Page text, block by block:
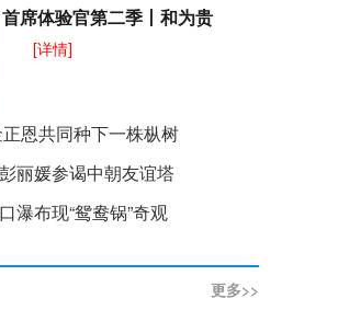
首席体验官第二季丨和为贵
[详情]
恩共同种下一株枞树
丽媛参谒中朝友谊塔
瀑布现“鸳鸯锅”奇观
更多>>